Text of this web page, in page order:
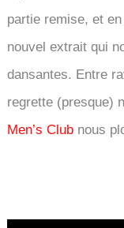
partie remise, et
nouvel extrait qui
dansantes. Entre
regrette (presque)
Men’s Club nous